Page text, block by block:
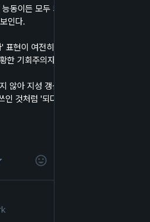
인다.
한 기회주의자'로 교열하는 듯하다.
것처럼 '되다'와 '하다' 또한 그러할 지